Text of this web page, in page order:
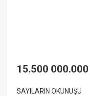
15.500
SAYILARIN OKUNUŞU